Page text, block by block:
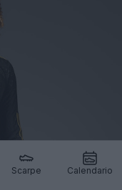
Scarpe Calendario